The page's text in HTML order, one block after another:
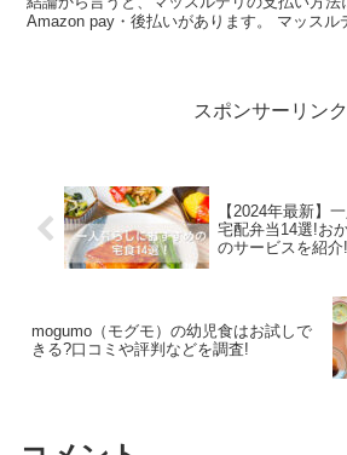
Amazon pay・後払いがあります。 マッスルデリの支払い方法の注意
スポンサーリンク
【2024年最新】
宅配弁当14選!お
のサービスを紹介!
mogumo（モグモ）の幼児食はお試しで
きる?口コミや評判などを調査!